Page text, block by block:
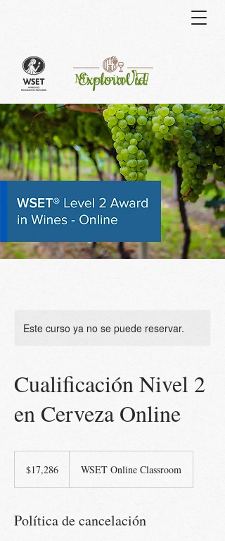
Mi carrito
Este curso ya no se puede reservar.
Cualificación Nivel 2
en Cerveza Online
mexicanos
$17,286 WSET Online Classroom
Política de cancelación